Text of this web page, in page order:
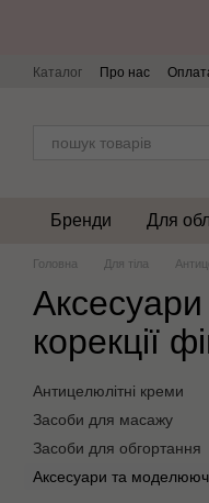
Каталог Про нас
Бренди Для
Головна Для тіла
корекції
Антицелюлітні креми
Засоби для масажу
Засоби для обгортання
Аксесуари та